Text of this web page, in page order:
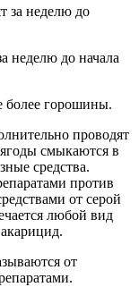
неделю до начала
более горошины.
проводят
смыкаются в
средства.
против
от серой
любой вид
от